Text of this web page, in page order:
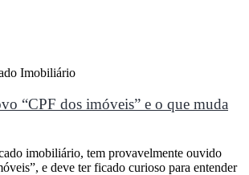
Imobiliário
“CPF dos imóveis” e o que muda
imobiliário, tem provavelmente ouvido
e deve ter ficado curioso para entender